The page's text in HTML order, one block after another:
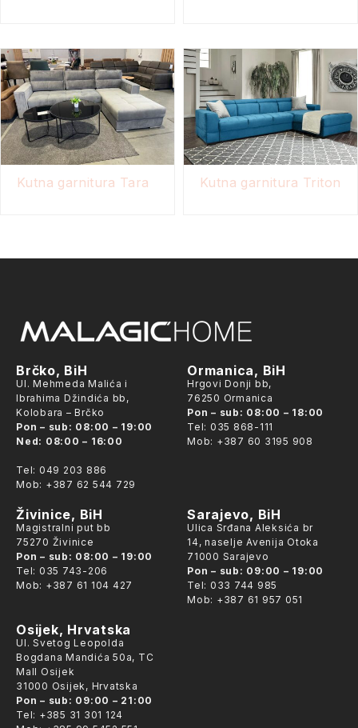
Kutna garnitura Tara Kutna garnitura Triton
Brčko, BiH
Ul. Mehmeda Malića i
Ibrahima Džindića bb,
Kolobara – Brčko
Pon – sub: 08:00 – 19:00
Ned: 08:00 – 16:00
Tel: 049 203 886
Mob: +387 62 544 729
Ormanica, BiH
Hrgovi Donji bb,
76250 Ormanica
Pon – sub: 08:00 – 18:00
Tel: 035 868-111
Mob: +387 60 3195 908
Živinice, BiH
Magistralni put bb
75270 Živinice
Pon – sub: 08:00 – 19:00
Tel: 035 743-206
Mob: +387 61 104 427
Sarajevo, BiH
Ulica Srđana Aleksića br
14, naselje Avenija Otoka
71000 Sarajevo
Pon – sub: 09:00 – 19:00
Tel: 033 744 985
Mob: +387 61 957 051
Osijek, Hrvatska
Ul. Svetog Leopolda
Bogdana Mandića 50a, TC
Mall Osijek
31000 Osijek, Hrvatska
Pon – sub: 09:00 – 21:00
Tel: +385 31 301 124